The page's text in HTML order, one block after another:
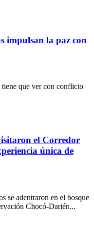
impulsan la paz con
que ver con conflicto
el Corredor
única de
se adentraron en el bosque
Chocó-Darién...